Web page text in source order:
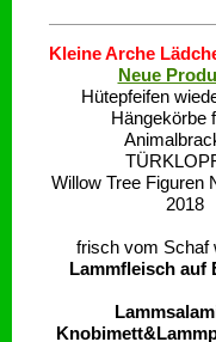
Kleine Arche
Neue
Hütepfeifen
Hängekörbe
Willow Tree Figuren
2018
frisch vom Schaf
Lammfleisch auf